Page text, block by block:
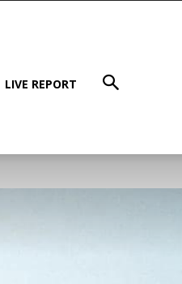
LIVE REPORT